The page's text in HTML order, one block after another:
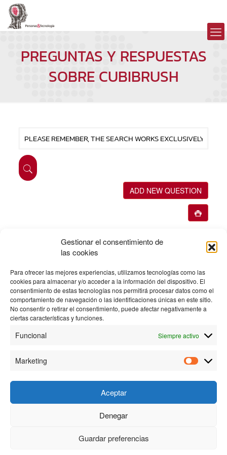
Gestionar el consentimiento de
las cookies
Para ofrecer las mejores experiencias, utilizamos tecnologías como las
cookies para almacenar y/o acceder a la información del dispositivo. El
consentimiento de estas tecnologías nos permitirá procesar datos como el
comportamiento de navegación o las identificaciones únicas en este sitio.
No consentir o retirar el consentimiento, puede afectar negativamente a
ciertas características y funciones.
Funcional Siempre activo
Marketing
Aceptar
Denegar
Guardar preferencias
PREGUNTAS Y RESPUESTAS
SOBRE CUBIBRUSH
ADD NEW QUESTION
No text found matching your
search.
© 2023 Personas y Tecnología S.L. |